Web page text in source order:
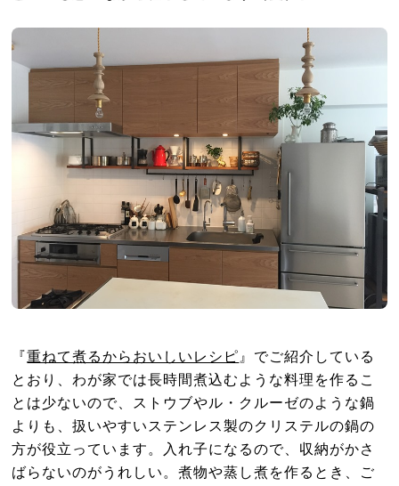
『重ねて煮るからおいしいレシピ 』でご紹介している
とおり、わが家では長時間煮込むような料理を作るこ
とは少ないので、ストウブやル・クルーゼのような鍋
よりも、扱いやすいステンレス製のクリステルの鍋の
方が役立っています。入れ子になるので、収納がかさ
ばらないのがうれしい。煮物や蒸し煮を作るとき、ご